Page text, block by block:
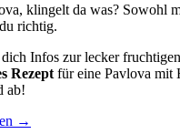
klingelt da was? Sowohl
richtig.
Infos zur lecker
Rezept für eine Pavlova mit
ab!
„Pavlova
→